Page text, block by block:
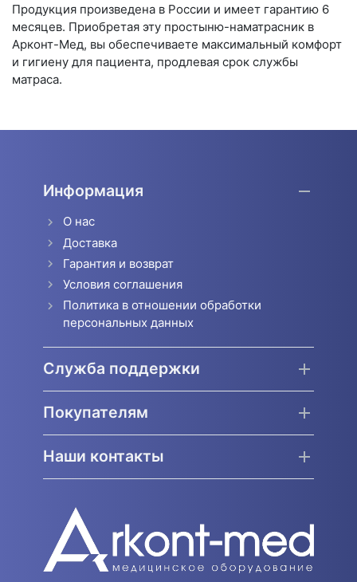
Продукция произведена в России и имеет гарантию 6
месяцев. Приобретая эту простыню-наматрасник в
Арконт-Мед, вы обеспечиваете максимальный комфорт
и гигиену для пациента, продлевая срок службы
матраса.
Информация
О нас
Доставка
Гарантия и возврат
Условия соглашения
Политика в отношении обработки
персональных данных
Служба поддержки
Покупателям
Наши контакты